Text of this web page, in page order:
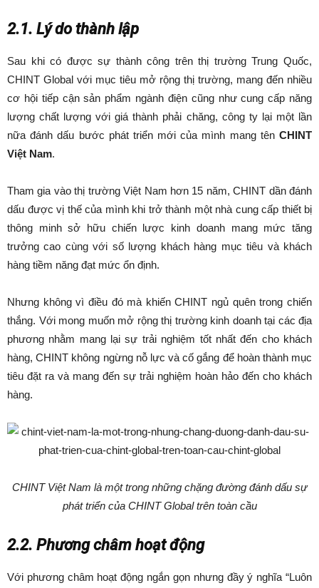
2.1. Lý do thành lập
Sau khi có được sự thành công trên thị trường Trung Quốc,
CHINT Global với mục tiêu mở rộng thị trường, mang đến nhiều
cơ hội tiếp cận sản phẩm ngành điện cũng như cung cấp năng
lượng chất lượng với giá thành phải chăng, công ty lại một lần
nữa đánh dấu bước phát triển mới của mình mang tên CHINT
Việt Nam.
Tham gia vào thị trường Việt Nam hơn 15 năm, CHINT dần đánh
dấu được vị thế của mình khi trở thành một nhà cung cấp thiết bị
thông minh sở hữu chiến lược kinh doanh mang mức tăng
trưởng cao cùng với số lượng khách hàng mục tiêu và khách
hàng tiềm năng đạt mức ổn định.
Nhưng không vì điều đó mà khiến CHINT ngủ quên trong chiến
thắng. Với mong muốn mở rộng thị trường kinh doanh tại các địa
phương nhằm mang lại sự trải nghiệm tốt nhất đến cho khách
hàng, CHINT không ngừng nỗ lực và cố gắng để hoàn thành mục
tiêu đặt ra và mang đến sự trải nghiệm hoàn hảo đến cho khách
hàng.
CHINT Việt Nam là một trong những chặng đường đánh dấu sự
phát triển của CHINT Global trên toàn cầu
2.2. Phương châm hoạt động
Với phương châm hoạt động ngắn gọn nhưng đầy ý nghĩa “Luôn